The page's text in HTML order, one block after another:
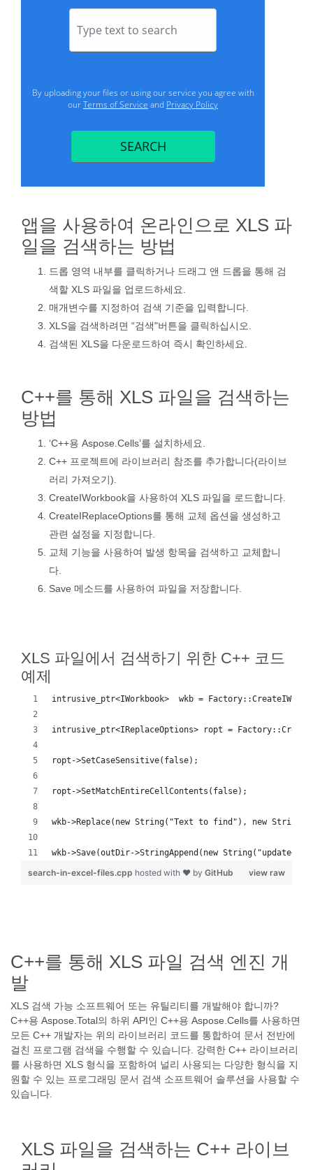
앱을 사용하여 온라인으로 XLS 파
일을 검색하는 방법
드롭 영역 내부를 클릭하거나 드래그 앤 드롭을 통해 검
색할 XLS 파일을 업로드하세요.
매개변수를 지정하여 검색 기준을 입력합니다.
XLS을 검색하려면 “검색"버튼을 클릭하십시오.
검색된 XLS을 다운로드하여 즉시 확인하세요.
C++를 통해 XLS 파일을 검색하는
방법
‘C++용 Aspose.Cells’를 설치하세요.
C++ 프로젝트에 라이브러리 참조를 추가합니다(라이브
러리 가져오기).
CreateIWorkbook을 사용하여 XLS 파일을 로드합니다.
CreateIReplaceOptions를 통해 교체 옵션을 생성하고
관련 설정을 지정합니다.
교체 기능을 사용하여 발생 항목을 검색하고 교체합니
다.
Save 메소드를 사용하여 파일을 저장합니다.
XLS 파일에서 검색하기 위한 C++ 코드
예제
intrusive_ptr<IWorkbook>  wkb =
intrusive_ptr<IReplaceOptions> ropt =
ropt->SetCaseSensitive(false);
ropt->SetMatchEntireCellContents(false);
wkb->Replace(new String("Text to find"), new
wkb->Save(outDir->StringAppend(new
view raw
search-in-excel-files.cpp hosted with ❤ by GitHub
C++를 통해 XLS 파일 검색 엔진 개
발
XLS 검색 가능 소프트웨어 또는 유틸리티를 개발해야 합니까?
C++용 Aspose.Total의 하위 API인 C++용 Aspose.Cells를 사용하면
모든 C++ 개발자는 위의 라이브러리 코드를 통합하여 문서 전반에
걸친 프로그램 검색을 수행할 수 있습니다. 강력한 C++ 라이브러리
를 사용하면 XLS 형식을 포함하여 널리 사용되는 다양한 형식을 지
원할 수 있는 프로그래밍 문서 검색 소프트웨어 솔루션을 사용할 수
있습니다.
XLS 파일을 검색하는 C++ 라이브